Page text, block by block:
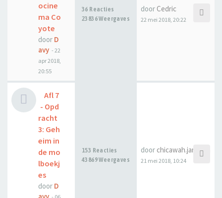
ocine
ma Co
yote
door D
avy - 22
apr 2018,
20:55
36 Reacties
23836 Weergaves
door Cedric
22 mei 2018, 20:22
Afl 7
- Opd
racht
3: Geh
eim in
de mo
lboekj
es
door D
153 Reacties
43869 Weergaves
door chicawah.janssen
21 mei 2018, 10:24